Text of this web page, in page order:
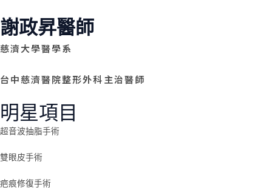
謝政昇醫師
慈濟大學醫學系
台中慈濟醫院整形外科主治醫師
明星項目
超音波抽脂手術
雙眼皮手術
疤痕修復手術